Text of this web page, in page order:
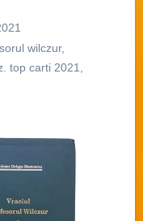
wilczur,
top carti 2021,